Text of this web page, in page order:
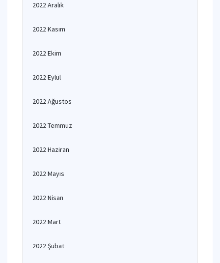
2022 Aralık
2022 Kasım
2022 Ekim
2022 Eylül
2022 Ağustos
2022 Temmuz
2022 Haziran
2022 Mayıs
2022 Nisan
2022 Mart
2022 Şubat